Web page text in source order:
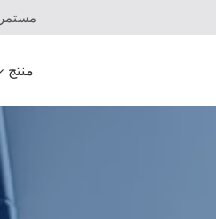
مستمر
منتج